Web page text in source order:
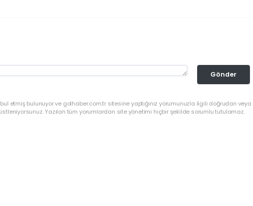
Gönder
etmiş bulunuyor ve golhaber.com.tr sitesine yaptığınız yorumunuzla ilgili doğrudan veya
Yazılan tüm yorumlardan site yönetimi hiçbir şekilde sorumlu tutulamaz.